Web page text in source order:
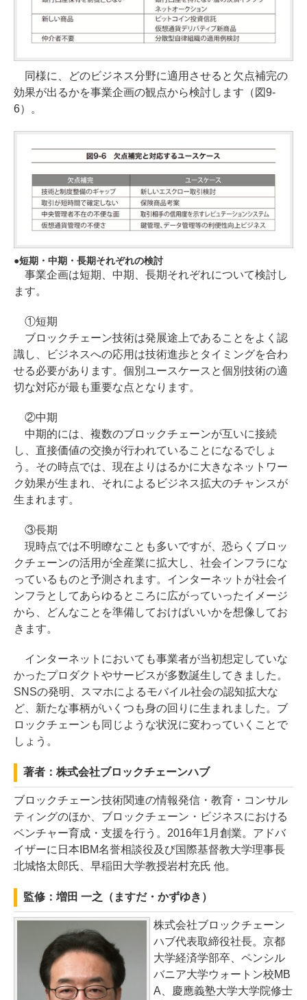
同様に、どのビジネス分野に適用させると欠点補完の
効果が出るかを事業企画の観点から検討します（図9-
6）。
短期・中期・長期それぞれの検討
事業企画は短期、中期、長期それぞれについて検討し
ます。
①短期
ブロックチェーン技術は発展途上であることをよく認
識し、ビジネスへの応用は技術進歩とタイミングを合わ
せる必要があります。個別ユースケースと個別技術の適
切な対応が最も重要な点となります。
②中期
中期的には、複数のブロックチェーンが互いに接続
し、直接価値の交換が行われていることになるでしょ
う。その時点では、現在よりはるかに大きなネットワー
ク効果が生まれ、それによるビジネス拡大のチャンスが
生まれます。
③長期
現時点では不明瞭なことも多いですが、恐らくブロッ
クチェーンの活用が全産業に拡大し、社会インフラにな
っているものと予測されます。インターネットが社会イ
ンフラとしてあらゆるところに広がっていったイメージ
から、どんなことを準備しておけばいいかを想像してお
きます。
インターネットにおいても事業者が当初想定していな
かったプロダクトやサービスが多数誕生してきました。
SNSの発明、スマホによるモバイル社会の認知拡大な
ど、新たな事柄がいくつも身の回りに生まれました。ブ
ロックチェーンも同じような状況に変わっていくことで
しょう。
著者：株式会社ブロックチェーンハブ
ブロックチェーン技術関連の情報発信・教育・コンサル
ティングのほか、ブロックチェーン・ビジネスにおける
ベンチャー育成・支援を行う。2016年1月創業。アドバ
イザーに日本IBM名誉相談役及び国際基督教大学理事長
北城恪太郎氏、早稲田大学教授岩村充氏 他。
監修：増田 一之（ますだ・かずゆき）
株式会社ブロックチェーン
ハブ代表取締役社長。京都
大学経済学部卒、ペンシル
バニア大学ウォートン校MB
A、慶應義塾大学大学院修士